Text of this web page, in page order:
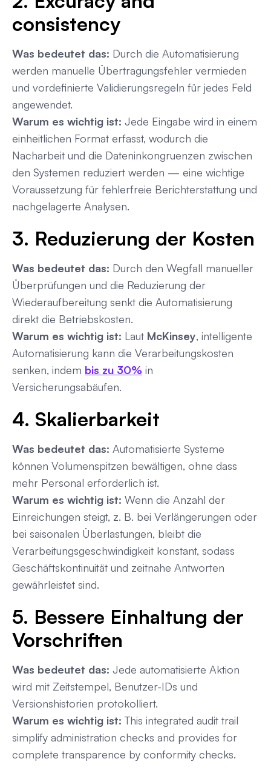
consistency
Was bedeutet das: Durch die Automatisierung
werden manuelle Übertragungsfehler vermieden
und vordefinierte Validierungsregeln für jedes Feld
angewendet.
Warum es wichtig ist: Jede Eingabe wird in einem
einheitlichen Format erfasst, wodurch die
Nacharbeit und die Dateninkongruenzen zwischen
den Systemen reduziert werden — eine wichtige
Voraussetzung für fehlerfreie Berichterstattung und
nachgelagerte Analysen.
3. Reduzierung der Kosten
Was bedeutet das: Durch den Wegfall manueller
Überprüfungen und die Reduzierung der
Wiederaufbereitung senkt die Automatisierung
direkt die Betriebskosten.
Warum es wichtig ist: Laut McKinsey, intelligente
Automatisierung kann die Verarbeitungskosten
senken, indem bis zu 30% in
Versicherungsabäufen.
4. Skalierbarkeit
Was bedeutet das: Automatisierte Systeme
können Volumenspitzen bewältigen, ohne dass
mehr Personal erforderlich ist.
Warum es wichtig ist: Wenn die Anzahl der
Einreichungen steigt, z. B. bei Verlängerungen oder
bei saisonalen Überlastungen, bleibt die
Verarbeitungsgeschwindigkeit konstant, sodass
Geschäftskontinuität und zeitnahe Antworten
gewährleistet sind.
5. Bessere Einhaltung der
Vorschriften
Was bedeutet das: Jede automatisierte Aktion
wird mit Zeitstempel, Benutzer-IDs und
Versionshistorien protokolliert.
Warum es wichtig ist: This integrated audit trail
simplify administration checks and provides for
complete transparence by conformity checks.